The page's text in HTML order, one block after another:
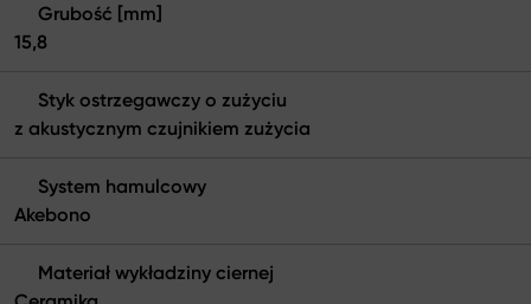
Grubość [mm]
15,8
Styk ostrzegawczy o zużyciu
z akustycznym czujnikiem zużycia
System hamulcowy
Akebono
Materiał wykładziny ciernej